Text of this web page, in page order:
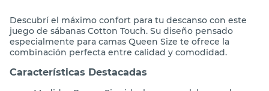
Descubrí el máximo confort para tu descanso con este
juego de sábanas Cotton Touch. Su diseño pensado
especialmente para camas Queen Size te ofrece la
combinación perfecta entre calidad y comodidad.
Características Destacadas